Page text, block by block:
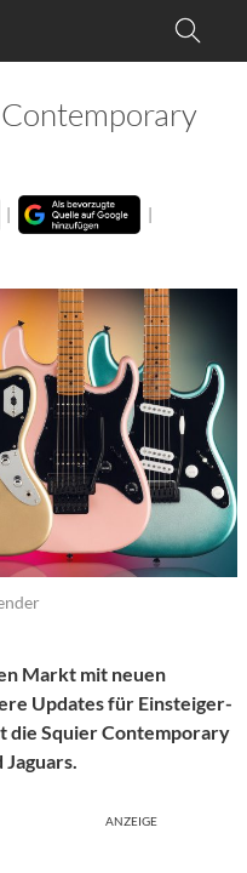
|
|
Markt mit neuen
Updates für Einsteiger-
die Squier Contemporary
ANZEIGE